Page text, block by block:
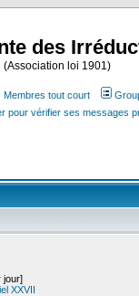
des
(Association loi 1901)
Membres tout court
pour vérifier ses messages
jour]
XXVII